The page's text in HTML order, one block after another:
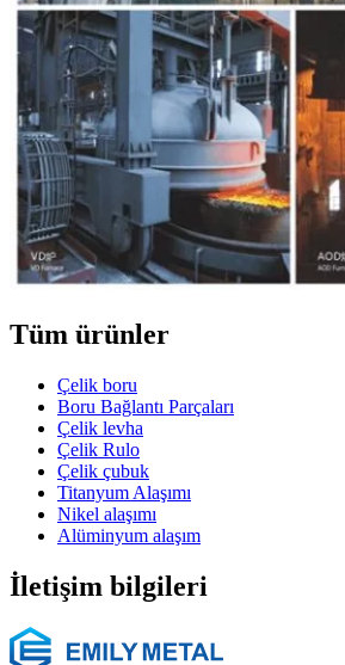
Tüm ürünler
Çelik boru
Boru Bağlantı Parçaları
Çelik levha
Çelik Rulo
Çelik çubuk
Titanyum Alaşımı
Nikel alaşımı
Alüminyum alaşım
İletişim bilgileri